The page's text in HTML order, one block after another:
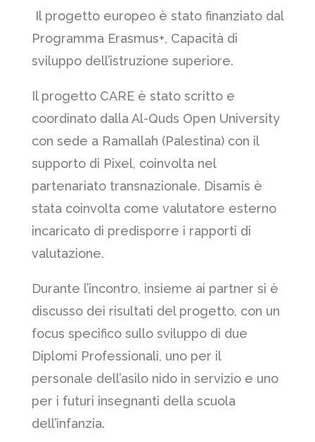
Il progetto europeo è stato finanziato dal
Programma Erasmus+, Capacità di
sviluppo dell’istruzione superiore.
Il progetto CARE è stato scritto e
coordinato dalla Al-Quds Open University
con sede a Ramallah (Palestina) con il
supporto di Pixel, coinvolta nel
partenariato transnazionale. Disamis è
stata coinvolta come valutatore esterno
incaricato di predisporre i rapporti di
valutazione.
Durante l’incontro, insieme ai partner si è
discusso dei risultati del progetto, con un
focus specifico sullo sviluppo di due
Diplomi Professionali, uno per il
personale dell’asilo nido in servizio e uno
per i futuri insegnanti della scuola
dell’infanzia.